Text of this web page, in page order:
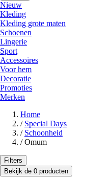
Nieuw
Kleding
Kleding grote maten
Schoenen
Lingerie
Sport
Accessoires
Voor hem
Decoratie
Promoties
Merken
Home
/ Special Days
/ Schoonheid
/ Omum
Filters
Bekijk de 0 producten